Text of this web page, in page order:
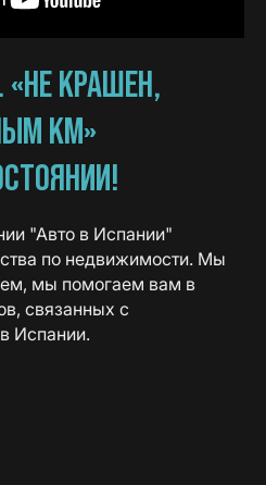
КРАШЕН,
КМ»
"Авто в Испании"
по недвижимости. Мы
мы помогаем вам в
связанных с
Испании.